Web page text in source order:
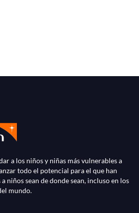
a los niños y niñas más vulnerables a
todo el potencial para el que han
niños sean de donde sean, incluso en los
mundo.